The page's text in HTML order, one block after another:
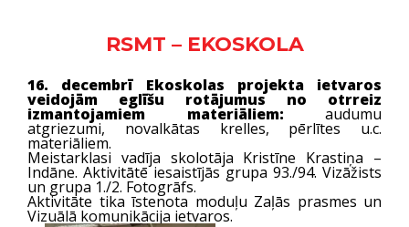
RSMT – EKOSKOLA
16. decembrī Ekoskolas projekta ietvaros
veidojām eglīšu rotājumus no otrreiz
izmantojamiem materiāliem: audumu
atgriezumi, novalkātas krelles, pērlītes u.c.
materiāliem.
Meistarklasi vadīja skolotāja Kristīne Krastiņa –
Indāne. Aktivitātē iesaistījās grupa 93./94. Vizāžists
un grupa 1./2. Fotogrāfs.
Aktivitāte tika īstenota moduļu Zaļās prasmes un
Vizuālā komunikācija ietvaros.